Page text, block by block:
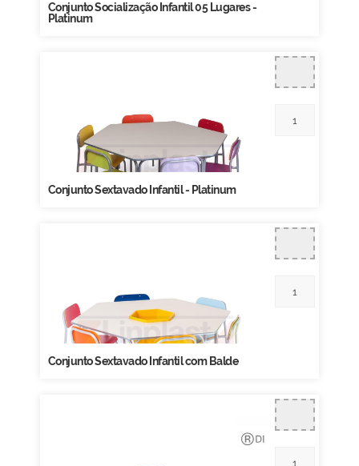
Conjunto Socialização Infantil 05 Lugares -
Platinum
Conjunto Sextavado Infantil - Platinum
Conjunto Sextavado Infantil com Balde